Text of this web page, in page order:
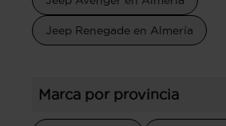
Jeep Renegade en Almería
Marca por provincia